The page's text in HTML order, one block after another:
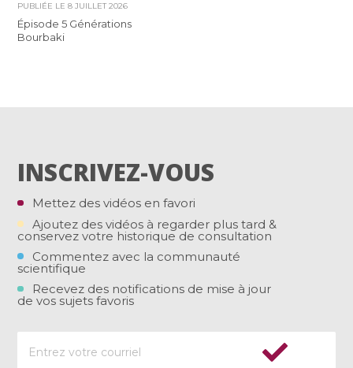
PUBLIÉE LE8 JUILLET 2026
Épisode 5 Générations
Bourbaki
INSCRIVEZ-VOUS
Mettez des vidéos en favori
Ajoutez des vidéos à regarder plus tard &
conservez votre historique de consultation
Commentez avec la communauté
scientifique
Recevez des notifications de mise à jour
de vos sujets favoris